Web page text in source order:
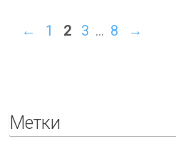
← 1 2 3 … 8 →
Метки